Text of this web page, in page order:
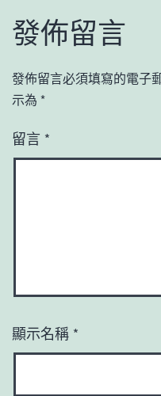
發佈留言
發佈留言必須填寫的電子
示為 *
留言 *
顯示名稱 *